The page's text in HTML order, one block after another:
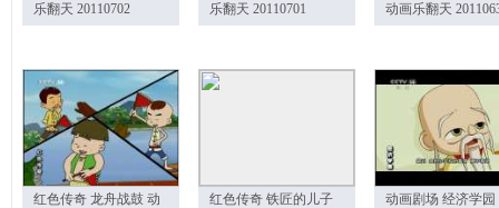
乐翻天 20110702
乐翻天 20110701
动画乐翻天
红色传奇 龙舟战鼓 动
红色传奇 铁匠的儿子
动画剧场 经济学园